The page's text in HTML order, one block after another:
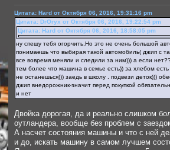
Цитата: Hard от Октября 06, 2016, 19:31:16 pm
Цитата: DrOryx от Октября 06, 2016, 19:22:54 pm
Цитата: Hard от Октября 06, 2016, 18:58:05 pm
ну спешу тебя огорчить,Но это не очень большой
понимаешь что выбирая такой автомобиль( джип с
все вовремя меняли и следили за ним))) а если
тем более что машина в семье есть)) за хлебом
не останешься))) заедь в школу . подвези деток)))
джип внедорожник-значит перед покупкой
и нет
Двойка дорогая, да и реально слишком
оутландера, вообще без проблем с
А насчет состояния машины и что с ней
и до, искать машину в самом лучшем